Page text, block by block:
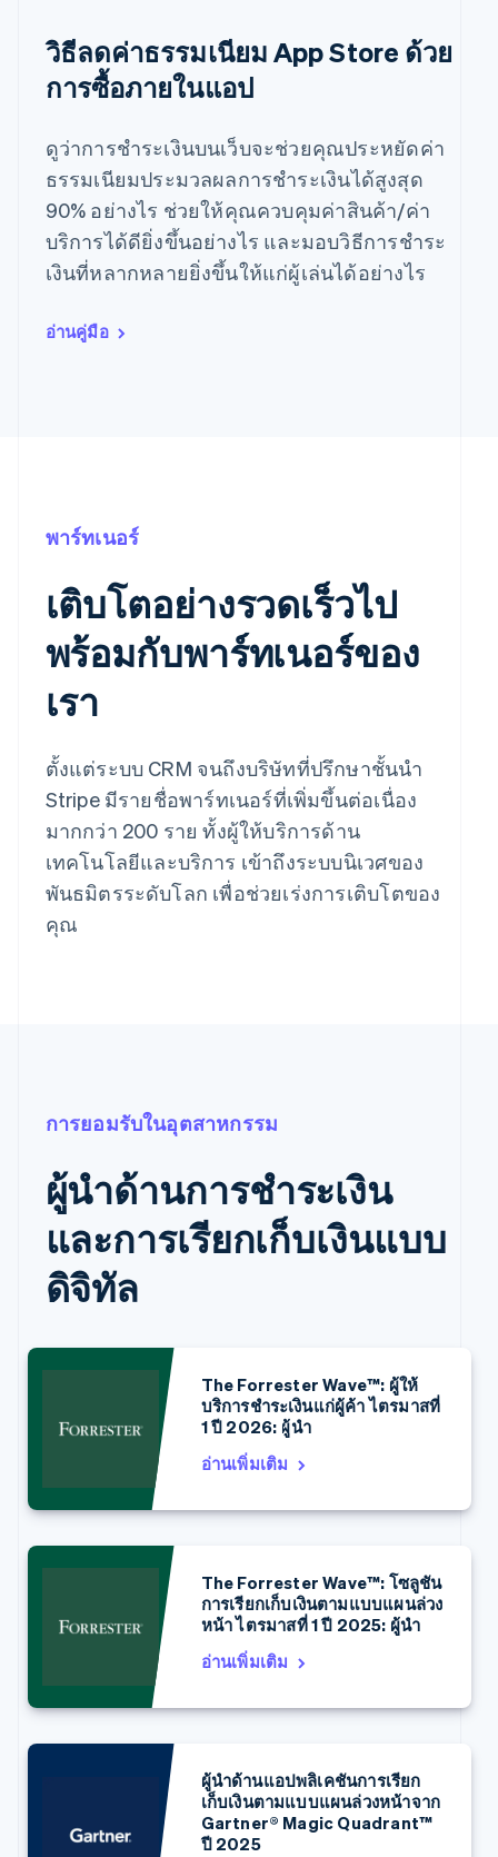
วิธีลดค่าธรรมเนียม App Store ด้วย
การซื้อภายในแอป
ดูว่าการชำระเงินบนเว็บจะช่วยคุณประหยัดค่า
ธรรมเนียมประมวลผลการชำระเงินได้สูงสุด
90% อย่างไร ช่วยให้คุณควบคุมค่าสินค้า/ค่า
บริการได้ดียิ่งขึ้นอย่างไร และมอบวิธีการชำระ
เงินที่หลากหลายยิ่งขึ้นให้แก่ผู้เล่นได้อย่างไร
อ่านคู่มือ
พาร์ทเนอร์
เติบโตอย่างรวดเร็วไป
พร้อมกับพาร์ทเนอร์ของ
เรา
ตั้งแต่ระบบ CRM จนถึงบริษัทที่ปรึกษาชั้นนำ
Stripe มีรายชื่อพาร์ทเนอร์ที่เพิ่มขึ้นต่อเนื่อง
มากกว่า 200 ราย ทั้งผู้ให้บริการด้าน
เทคโนโลยีและบริการ เข้าถึงระบบนิเวศของ
พันธมิตรระดับโลก เพื่อช่วยเร่งการเติบโตของ
คุณ
การยอมรับในอุตสาหกรรม
ผู้นำด้านการชำระเงิน
และการเรียกเก็บเงินแบบ
ดิจิทัล
The Forrester Wave™: ผู้ให้
บริการชำระเงินแก่ผู้ค้า ไตรมาสที่
1 ปี 2026: ผู้นำ
อ่านเพิ่มเติม
The Forrester Wave™: โซลูชัน
การเรียกเก็บเงินตามแบบแผนล่วง
หน้า ไตรมาสที่ 1 ปี 2025: ผู้นำ
อ่านเพิ่มเติม
ผู้นำด้านแอปพลิเคชันการเรียก
เก็บเงินตามแบบแผนล่วงหน้าจาก
Gartner® Magic Quadrant™
ปี 2025
กรีซ
English
เขตบริหารพิเศษฮ่องกง ประเทศจีน
简体中文
แคนาดา
Français
โครเอเชีย
EnglishItaliano
简体中文English
日本語English